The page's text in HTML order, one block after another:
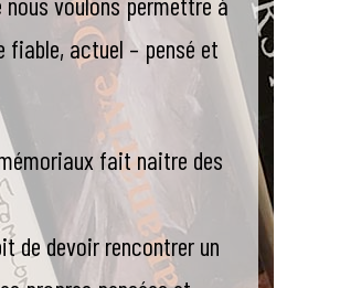
fiable, actuel – pensé et
fait naitre des
de devoir rencontrer un